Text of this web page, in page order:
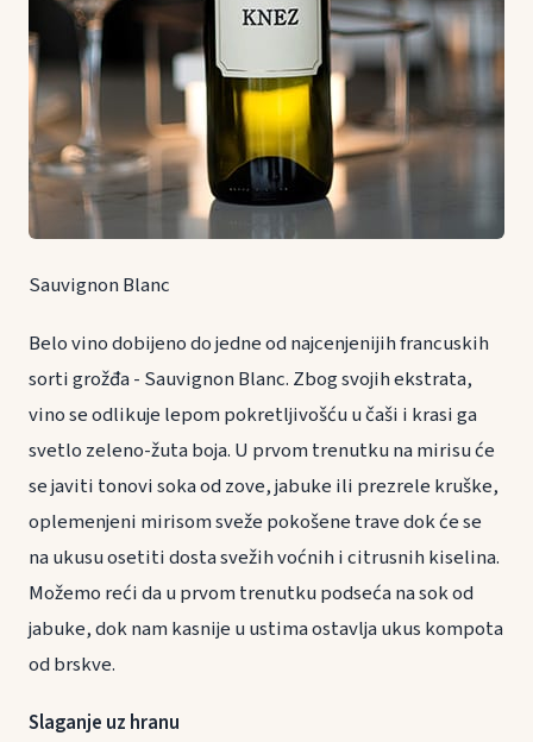
Sauvignon Blanc
Belo vino dobijeno do jedne od najcenjenijih francuskih
sorti grožđa - Sauvignon Blanc. Zbog svojih ekstrata,
vino se odlikuje lepom pokretljivošću u čaši i krasi ga
svetlo zeleno-žuta boja. U prvom trenutku na mirisu će
se javiti tonovi soka od zove, jabuke ili prezrele kruške,
oplemenjeni mirisom sveže pokošene trave dok će se
na ukusu osetiti dosta svežih voćnih i citrusnih kiselina.
Možemo reći da u prvom trenutku podseća na sok od
jabuke, dok nam kasnije u ustima ostavlja ukus kompota
od brskve.
Slaganje uz hranu